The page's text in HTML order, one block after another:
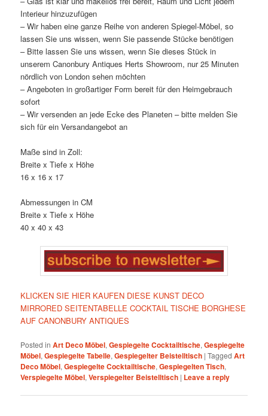
Interieur hinzuzufügen
– Wir haben eine ganze Reihe von anderen Spiegel-Möbel, so
lassen Sie uns wissen, wenn Sie passende Stücke benötigen
– Bitte lassen Sie uns wissen, wenn Sie dieses Stück in
unserem Canonbury Antiques Herts Showroom, nur 25 Minuten
nördlich von London sehen möchten
– Angeboten in großartiger Form bereit für den Heimgebrauch
sofort
– Wir versenden an jede Ecke des Planeten – bitte melden Sie
sich für ein Versandangebot an
Maße sind in Zoll:
Breite x Tiefe x Höhe
16 x 16 x 17
Abmessungen in CM
Breite x Tiefe x Höhe
40 x 40 x 43
KLICKEN SIE HIER KAUFEN DIESE KUNST DECO
MIRRORED SEITENTABELLE COCKTAIL TISCHE BORGHESE
AUF CANONBURY ANTIQUES
Posted in Art Deco Möbel,Gespiegelte Cocktailtische,Gespiegelte
Möbel,Gespiegelte Tabelle,Gespiegelter Beistelltisch |Tagged Art
Deco Möbel,Gespiegelte Cocktailtische,Gespiegelten Tisch,
Verspiegelte Möbel,Verspiegelter Beistelltisch | Leave a reply